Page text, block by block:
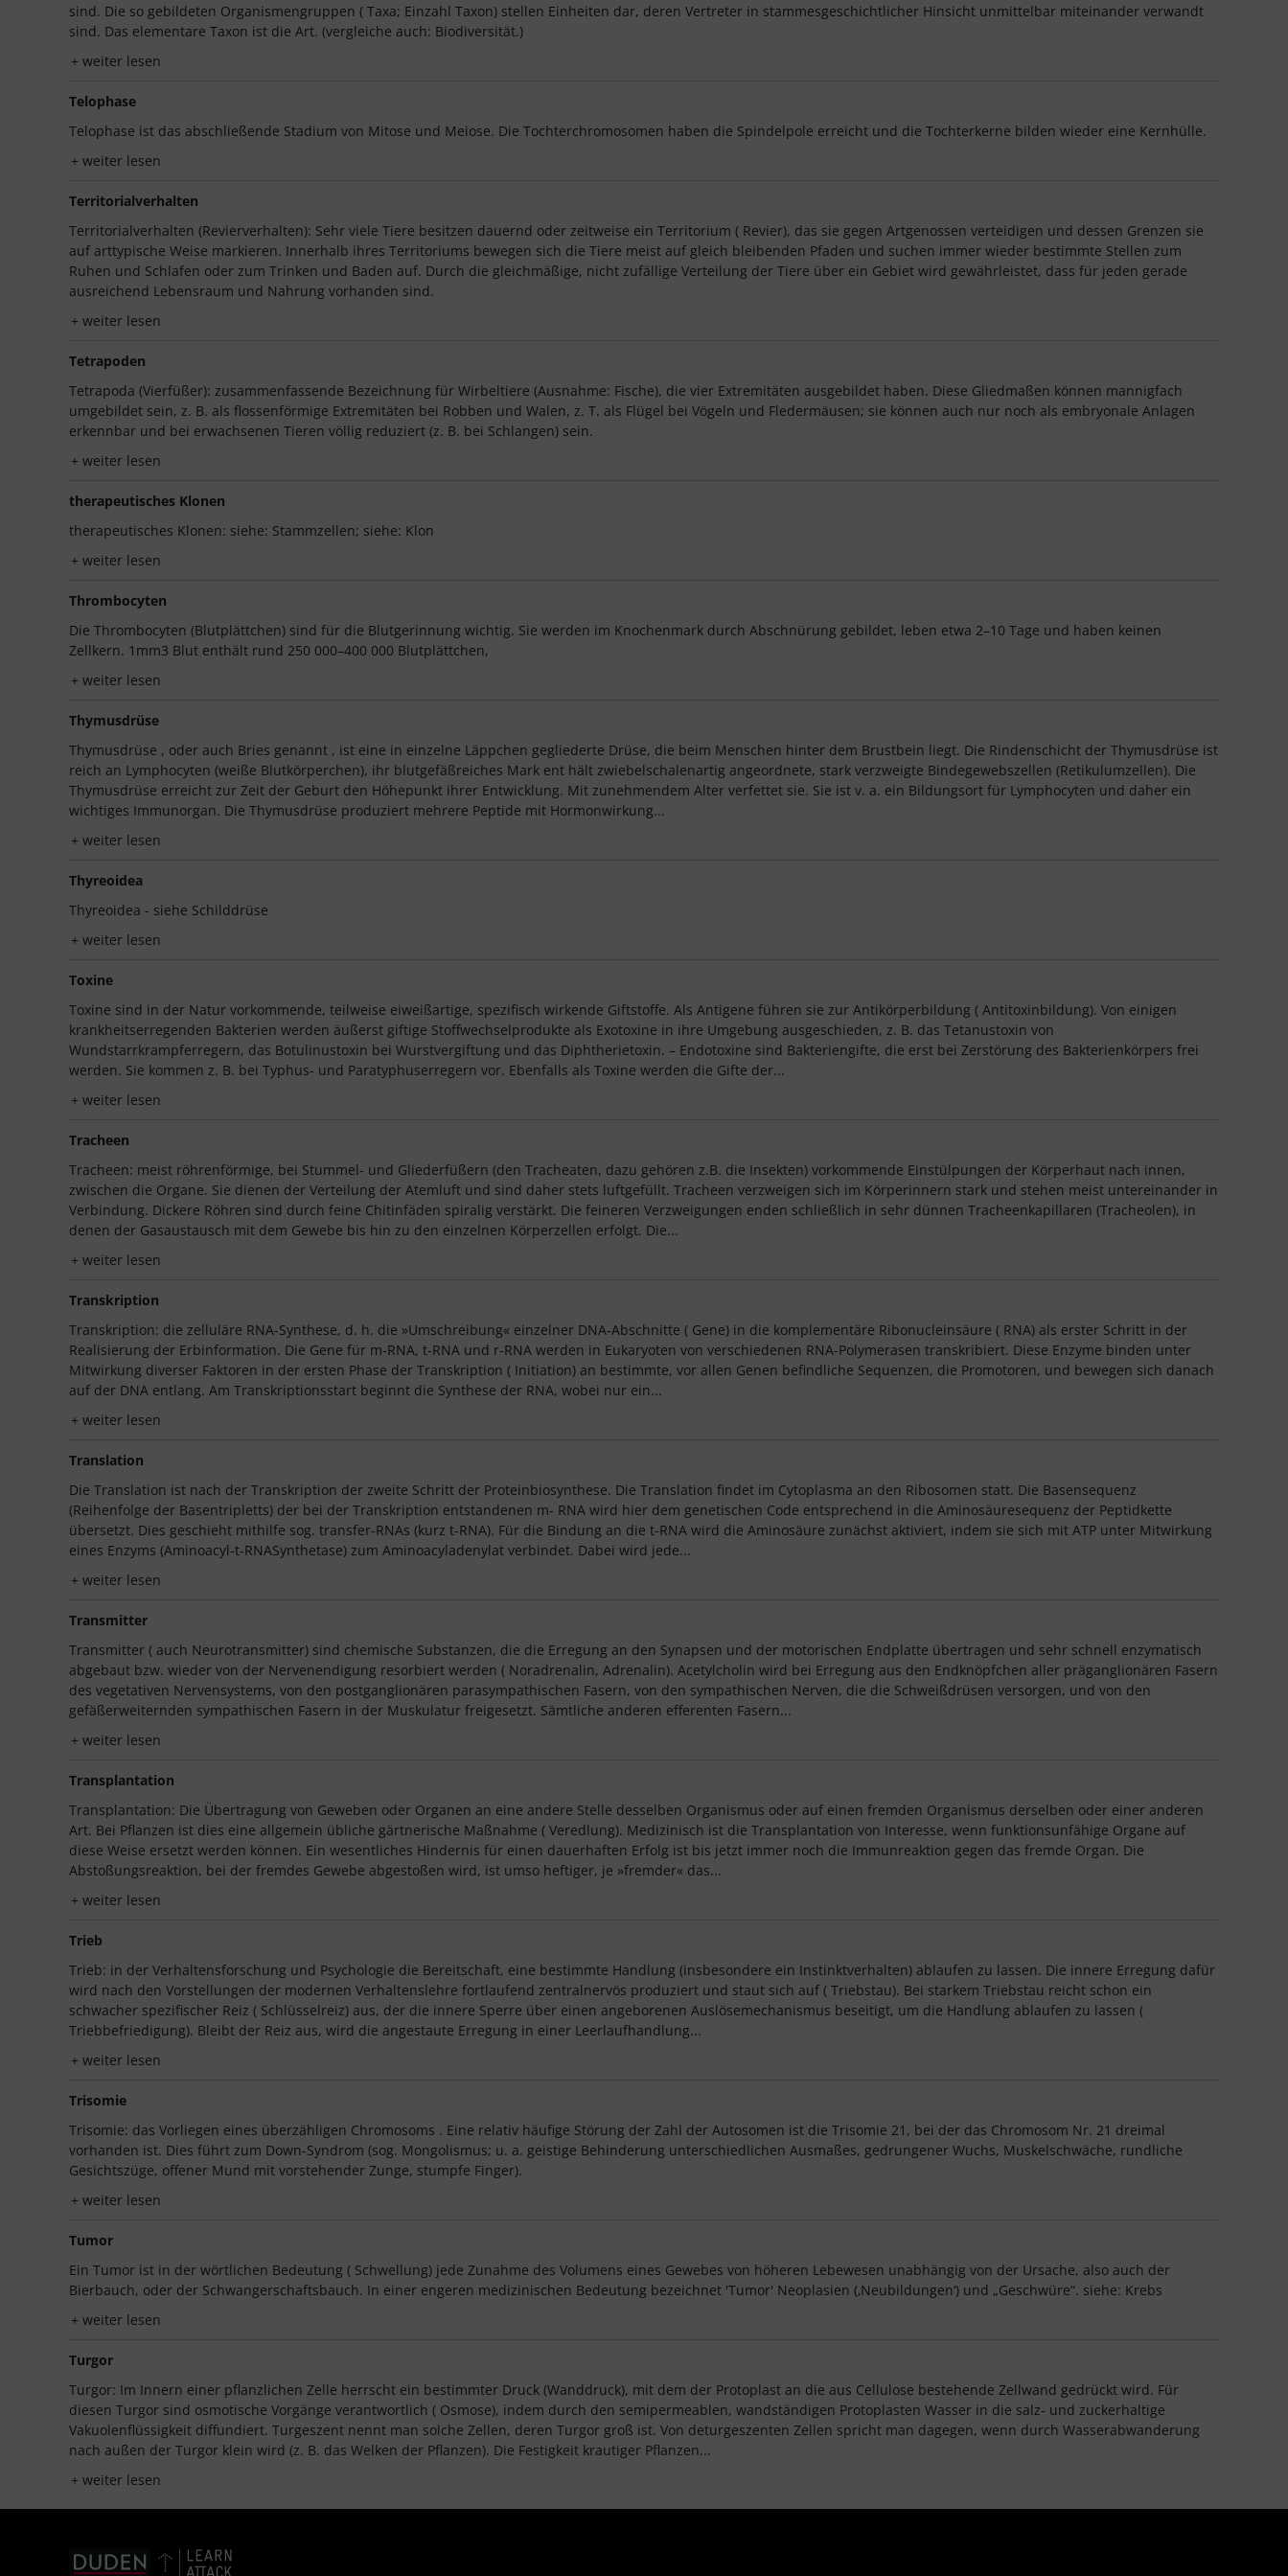
sind. Die so gebildeten Organismengruppen ( Taxa; Einzahl Taxon) stellen Einheiten dar, deren Vertreter in stammesgeschichtlicher Hinsicht unmittelbar miteinander verwandt
sind. Das elementare Taxon ist die Art. (vergleiche auch: Biodiversität.)
weiter lesen
Telophase
Telophase ist das abschließende Stadium von Mitose und Meiose. Die Tochterchromosomen haben die Spindelpole erreicht und die Tochterkerne bilden wieder eine Kernhülle.
weiter lesen
Territorialverhalten
Territorialverhalten (Revierverhalten): Sehr viele Tiere besitzen dauernd oder zeitweise ein Territorium ( Revier), das sie gegen Artgenossen verteidigen und dessen Grenzen sie
auf arttypische Weise markieren. Innerhalb ihres Territoriums bewegen sich die Tiere meist auf gleich bleibenden Pfaden und suchen immer wieder bestimmte Stellen zum
Ruhen und Schlafen oder zum Trinken und Baden auf. Durch die gleichmäßige, nicht zufällige Verteilung der Tiere über ein Gebiet wird gewährleistet, dass für jeden gerade
ausreichend Lebensraum und Nahrung vorhanden sind.
weiter lesen
Tetrapoden
Tetrapoda (Vierfüßer): zusammenfassende Bezeichnung für Wirbeltiere (Ausnahme: Fische), die vier Extremitäten ausgebildet haben. Diese Gliedmaßen können mannigfach
umgebildet sein, z. B. als flossenförmige Extremitäten bei Robben und Walen, z. T. als Flügel bei Vögeln und Fledermäusen; sie können auch nur noch als embryonale Anlagen
erkennbar und bei erwachsenen Tieren völlig reduziert (z. B. bei Schlangen) sein.
weiter lesen
therapeutisches Klonen
therapeutisches Klonen: siehe: Stammzellen; siehe: Klon
weiter lesen
Thrombocyten
Die Thrombocyten (Blutplättchen) sind für die Blutgerinnung wichtig. Sie werden im Knochenmark durch Abschnürung gebildet, leben etwa 2–10 Tage und haben keinen
Zellkern. 1mm3 Blut enthält rund 250 000–400 000 Blutplättchen,
weiter lesen
Thymusdrüse
Thymusdrüse , oder auch Bries genannt , ist eine in einzelne Läppchen gegliederte Drüse, die beim Menschen hinter dem Brustbein liegt. Die Rindenschicht der Thymusdrüse ist
reich an Lymphocyten (weiße Blutkörperchen), ihr blutgefäßreiches Mark ent hält zwiebelschalenartig angeordnete, stark verzweigte Bindegewebszellen (Retikulumzellen). Die
Thymusdrüse erreicht zur Zeit der Geburt den Höhepunkt ihrer Entwicklung. Mit zunehmendem Alter verfettet sie. Sie ist v. a. ein Bildungsort für Lymphocyten und daher ein
wichtiges Immunorgan. Die Thymusdrüse produziert mehrere Peptide mit Hormonwirkung...
weiter lesen
Thyreoidea
Thyreoidea - siehe Schilddrüse
weiter lesen
Toxine
Toxine sind in der Natur vorkommende, teilweise eiweißartige, spezifisch wirkende Giftstoffe. Als Antigene führen sie zur Antikörperbildung ( Antitoxinbildung). Von einigen
krankheitserregenden Bakterien werden äußerst giftige Stoffwechselprodukte als Exotoxine in ihre Umgebung ausgeschieden, z. B. das Tetanustoxin von
Wundstarrkrampferregern, das Botulinustoxin bei Wurstvergiftung und das Diphtherietoxin. – Endotoxine sind Bakteriengifte, die erst bei Zerstörung des Bakterienkörpers frei
werden. Sie kommen z. B. bei Typhus- und Paratyphuserregern vor. Ebenfalls als Toxine werden die Gifte der...
weiter lesen
Tracheen
Tracheen: meist röhrenförmige, bei Stummel- und Gliederfüßern (den Tracheaten, dazu gehören z.B. die Insekten) vorkommende Einstülpungen der Körperhaut nach innen,
zwischen die Organe. Sie dienen der Verteilung der Atemluft und sind daher stets luftgefüllt. Tracheen verzweigen sich im Körperinnern stark und stehen meist untereinander in
Verbindung. Dickere Röhren sind durch feine Chitinfäden spiralig verstärkt. Die feineren Verzweigungen enden schließlich in sehr dünnen Tracheenkapillaren (Tracheolen), in
denen der Gasaustausch mit dem Gewebe bis hin zu den einzelnen Körperzellen erfolgt. Die...
weiter lesen
Transkription
Transkription: die zelluläre RNA-Synthese, d. h. die »Umschreibung« einzelner DNA-Abschnitte ( Gene) in die komplementäre Ribonucleinsäure ( RNA) als erster Schritt in der
Realisierung der Erbinformation. Die Gene für m-RNA, t-RNA und r-RNA werden in Eukaryoten von verschiedenen RNA-Polymerasen transkribiert. Diese Enzyme binden unter
Mitwirkung diverser Faktoren in der ersten Phase der Transkription ( Initiation) an bestimmte, vor allen Genen befindliche Sequenzen, die Promotoren, und bewegen sich danach
auf der DNA entlang. Am Transkriptionsstart beginnt die Synthese der RNA, wobei nur ein...
weiter lesen
Translation
Die Translation ist nach der Transkription der zweite Schritt der Proteinbiosynthese. Die Translation findet im Cytoplasma an den Ribosomen statt. Die Basensequenz
(Reihenfolge der Basentripletts) der bei der Transkription entstandenen m- RNA wird hier dem genetischen Code entsprechend in die Aminosäuresequenz der Peptidkette
übersetzt. Dies geschieht mithilfe sog. transfer-RNAs (kurz t-RNA). Für die Bindung an die t-RNA wird die Aminosäure zunächst aktiviert, indem sie sich mit ATP unter Mitwirkung
eines Enzyms (Aminoacyl-t-RNASynthetase) zum Aminoacyladenylat verbindet. Dabei wird jede...
weiter lesen
Transmitter
Transmitter ( auch Neurotransmitter) sind chemische Substanzen, die die Erregung an den Synapsen und der motorischen Endplatte übertragen und sehr schnell enzymatisch
abgebaut bzw. wieder von der Nervenendigung resorbiert werden ( Noradrenalin, Adrenalin). Acetylcholin wird bei Erregung aus den Endknöpfchen aller präganglionären Fasern
des vegetativen Nervensystems, von den postganglionären parasympathischen Fasern, von den sympathischen Nerven, die die Schweißdrüsen versorgen, und von den
gefäßerweiternden sympathischen Fasern in der Muskulatur freigesetzt. Sämtliche anderen efferenten Fasern...
weiter lesen
Transplantation
Transplantation: Die Übertragung von Geweben oder Organen an eine andere Stelle desselben Organismus oder auf einen fremden Organismus derselben oder einer anderen
Art. Bei Pflanzen ist dies eine allgemein übliche gärtnerische Maßnahme ( Veredlung). Medizinisch ist die Transplantation von Interesse, wenn funktionsunfähige Organe auf
diese Weise ersetzt werden können. Ein wesentliches Hindernis für einen dauerhaften Erfolg ist bis jetzt immer noch die Immunreaktion gegen das fremde Organ. Die
Abstoßungsreaktion, bei der fremdes Gewebe abgestoßen wird, ist umso heftiger, je »fremder« das...
weiter lesen
Trieb
Trieb: in der Verhaltensforschung und Psychologie die Bereitschaft, eine bestimmte Handlung (insbesondere ein Instinktverhalten) ablaufen zu lassen. Die innere Erregung dafür
wird nach den Vorstellungen der modernen Verhaltenslehre fortlaufend zentralnervös produziert und staut sich auf ( Triebstau). Bei starkem Triebstau reicht schon ein
schwacher spezifischer Reiz ( Schlüsselreiz) aus, der die innere Sperre über einen angeborenen Auslösemechanismus beseitigt, um die Handlung ablaufen zu lassen (
Triebbefriedigung). Bleibt der Reiz aus, wird die angestaute Erregung in einer Leerlaufhandlung...
weiter lesen
Trisomie
Trisomie: das Vorliegen eines überzähligen Chromosoms . Eine relativ häufige Störung der Zahl der Autosomen ist die Trisomie 21, bei der das Chromosom Nr. 21 dreimal
vorhanden ist. Dies führt zum Down-Syndrom (sog. Mongolismus; u. a. geistige Behinderung unterschiedlichen Ausmaßes, gedrungener Wuchs, Muskelschwäche, rundliche
Gesichtszüge, offener Mund mit vorstehender Zunge, stumpfe Finger).
weiter lesen
Tumor
Ein Tumor ist in der wörtlichen Bedeutung ( Schwellung) jede Zunahme des Volumens eines Gewebes von höheren Lebewesen unabhängig von der Ursache, also auch der
Bierbauch, oder der Schwangerschaftsbauch. In einer engeren medizinischen Bedeutung bezeichnet 'Tumor' Neoplasien (‚Neubildungen‘) und „Geschwüre“. siehe: Krebs
weiter lesen
Turgor
Turgor: Im Innern einer pflanzlichen Zelle herrscht ein bestimmter Druck (Wanddruck), mit dem der Protoplast an die aus Cellulose bestehende Zellwand gedrückt wird. Für
diesen Turgor sind osmotische Vorgänge verantwortlich ( Osmose), indem durch den semipermeablen, wandständigen Protoplasten Wasser in die salz- und zuckerhaltige
Vakuolenflüssigkeit diffundiert. Turgeszent nennt man solche Zellen, deren Turgor groß ist. Von deturgeszenten Zellen spricht man dagegen, wenn durch Wasserabwanderung
nach außen der Turgor klein wird (z. B. das Welken der Pflanzen). Die Festigkeit krautiger Pflanzen...
weiter lesen